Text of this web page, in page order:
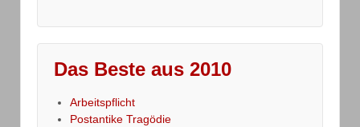
Das Beste aus 2010
Arbeitspflicht
Postantike Tragödie